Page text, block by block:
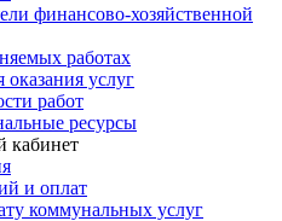
финансово-хозяйственной
работах
услуг
работ
ресурсы
кабинет
и оплат
коммунальных услуг